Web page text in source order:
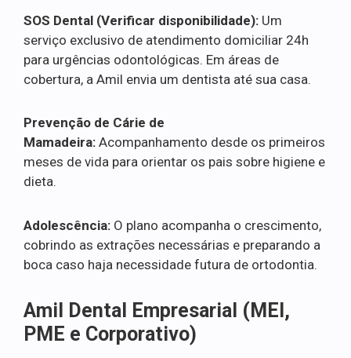
SOS Dental (Verificar disponibilidade): Um
serviço exclusivo de atendimento domiciliar 24h
para urgências odontológicas. Em áreas de
cobertura, a Amil envia um dentista até sua casa.
Prevenção de Cárie de
Mamadeira: Acompanhamento desde os primeiros
meses de vida para orientar os pais sobre higiene e
dieta.
Adolescência: O plano acompanha o crescimento,
cobrindo as extrações necessárias e preparando a
boca caso haja necessidade futura de ortodontia.
Amil Dental Empresarial (MEI,
PME e Corporativo)